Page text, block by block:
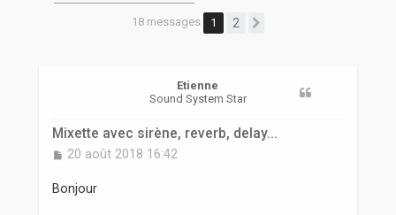
18 messages 1 2
Etienne
Sound System Star
Mixette avec sirène, reverb, delay...
M
s
20 août 2018 16:42
Bonjour